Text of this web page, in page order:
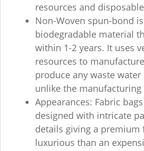
resources and
Non-Woven spun-bond
biodegradable material
within 1-2 years. It uses
resources to
produce any waste
unlike the manufacturing
Appearances: Fabric
designed with intricate
details giving a premium
luxurious than an